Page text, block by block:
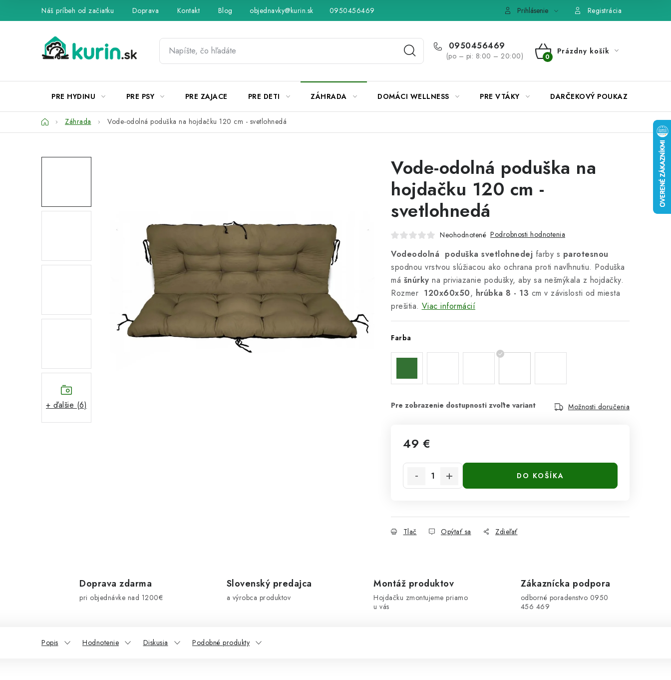
Náš príbeh od začiatku Doprava Kontakt Blog Hodnotenie obchodu Obchodné podmienky Pravidlá súťaží na Facebooku
objednavky@kurin.sk 0950456469 Prihlásenie Registrácia
0950456469
(po – pi: 8:00 – 20:00)
NÁKUPNÝ
Prázdny košík
PRE HYDINU PRE PSY PRE ZAJACE PRE DETI ZÁHRADA DOMÁCI WELLNESS PRE VTÁKY DARČEKOVÝ POUKAZ
DomovZáhrada Vode-odolná poduška na hojdačku 120 cm - svetlohnedá
+ ďalšie (6)
Vode-odolná poduška na
hojdačku 120 cm -
svetlohnedá
Neohodnotené Podrobnosti hodnotenia
Vodeodolná poduška svetlohnedej farby s parotesnou
spodnou vrstvou slúžiacou ako ochrana proti navlhnutiu. Poduška
má šnúrky na priviazanie podušky, aby sa nešmýkala z hojdačky.
Rozmer 120x60x50, hrúbka 8 - 13 cm v závislosti od miesta
prešitia. Viac informácií
Farba
Možnosti doručenia
49 €
DO KOŠÍKA
Tlač Opýtať sa Zdieľať
Doprava zdarma
pri objednávke nad 1200€
Slovenský predajca
a výrobca produktov
Montáž produktov
Hojdačku zmontujeme priamo
u vás
Zákaznícka podpora
odborné poradenstvo 0950
456 469
Popis Hodnotenie Diskusia Podobné produkty